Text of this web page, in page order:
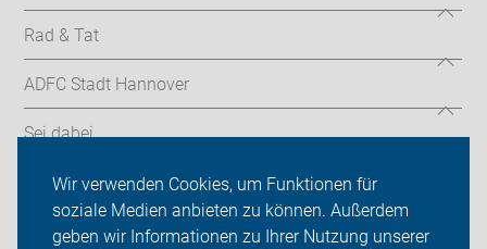
Wir verwenden Cookies, um Funktionen für
soziale Medien anbieten zu können. Außerdem
geben wir Informationen zu Ihrer Nutzung unserer
Rad & Tat
ADFC Stadt Hannover
Sei dabei
Presse
Login